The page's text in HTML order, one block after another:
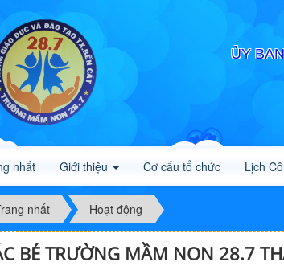
ỦY
nhất Giới thiệu Cơ cấu tổ chức Lịch
nhất Hoạt động
BÉ TRƯỜNG MẦM NON 28.7